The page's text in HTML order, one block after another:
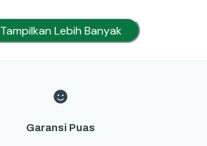
Tampilkan Lebih Banyak
Garansi Puas